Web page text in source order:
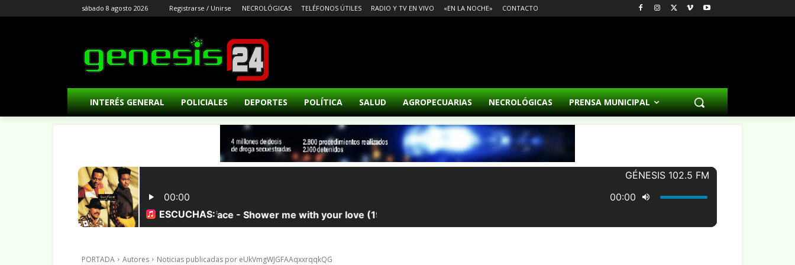
sábado 8 agosto 2026 Registrarse / Unirse NECROLÓGICAS TELÉFONOS ÚTILES RADIO Y TV EN VIVO «EN LA NOCHE» CONTACTO
INTERÉS GENERAL POLICIALES DEPORTES POLÍTICA SALUD AGROPECUARIAS NECROLÓGICAS PRENSA MUNICIPAL
PORTADA Autores Noticias publicadas por eUkVmgWJGFAAqxxrqqkQG